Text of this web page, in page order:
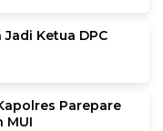
Ketua DPC
Parepare
MUI